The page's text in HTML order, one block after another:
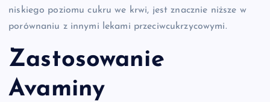
niskiego poziomu cukru we krwi, jest znacznie niższe w
porównaniu z innymi lekami przeciwcukrzycowymi.
Zastosowanie
Avaminy